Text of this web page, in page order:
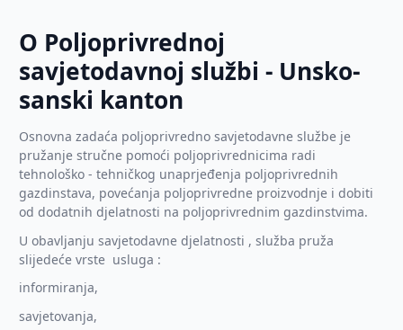
O Poljoprivrednoj
savjetodavnoj službi - Unsko-
sanski kanton
Osnovna zadaća poljoprivredno savjetodavne službe je
pružanje stručne pomoći poljoprivrednicima radi
tehnološko - tehničkog unaprjeđenja poljoprivrednih
gazdinstava, povećanja poljoprivredne proizvodnje i dobiti
od dodatnih djelatnosti na poljoprivrednim gazdinstvima.
U obavljanju savjetodavne djelatnosti , služba pruža
slijedeće vrste usluga :
informiranja,
savjetovanja,